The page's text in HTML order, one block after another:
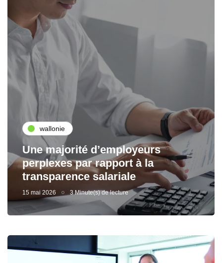
wallonie
Une majorité d’employeurs
perplexes par rapport à la
transparence salariale
15 mai 2026 3 Minute(s) de lecture